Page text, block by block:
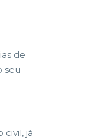
de
seu
já